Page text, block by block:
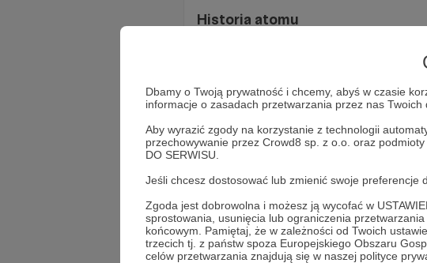
Dbamy o Twoją prywatność i chcemy, abyś w czasie
informacje o zasadach przetwarzania przez nas Twoich
Aby wyrazić zgody na korzystanie z technologii
przechowywanie przez Crowd8 sp. z o.o. oraz
DO SERWISU.
Jeśli chcesz dostosować lub zmienić swoje preferencje
Zgoda jest dobrowolna i możesz ją wycofać w
sprostowania, usunięcia lub ograniczenia
końcowym. Pamiętaj, że w zależności od Twoich
trzecich tj. z państw spoza Europejskiego Obszaru
celów przetwarzania znajdują się w naszej polityce
Historia atomu
teoria atomistyczna
Promowani autorzy